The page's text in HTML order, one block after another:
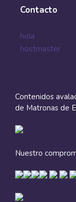
Contacto
hola
hostmaster
Contenidos
de Matronas de
Nuestro